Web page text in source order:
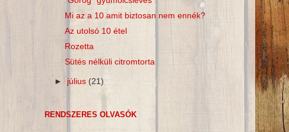
Mi az a 10 amit biztosan nem ennék?
Az utolsó 10 étel
Rozetta
Sütés nélküli citromtorta
► július (21)
RENDSZERES OLVASÓK